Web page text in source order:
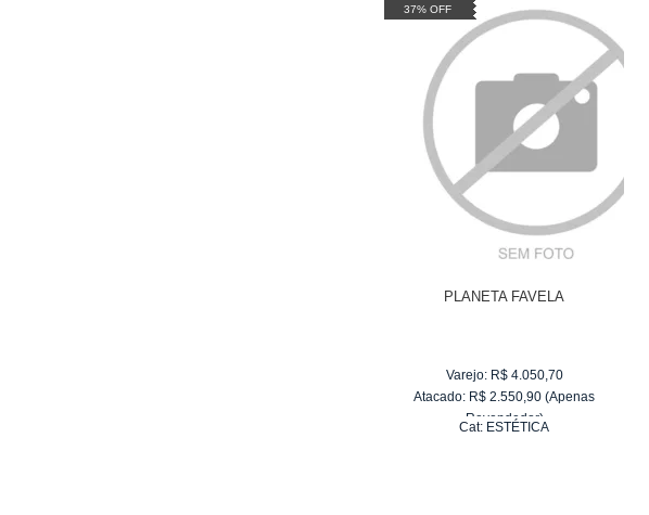
37% OFF
PLANETA FAVELA
Varejo: R$ 4.050,70
Atacado: R$ 2.550,90 (Apenas
Revendedor)
Cat: ESTÉTICA